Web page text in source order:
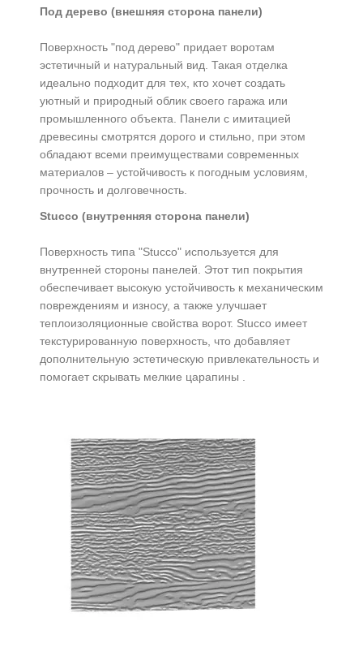
Под дерево (внешняя сторона панели)
Поверхность "под дерево" придает воротам
эстетичный и натуральный вид. Такая отделка
идеально подходит для тех, кто хочет создать
уютный и природный облик своего гаража или
промышленного объекта. Панели с имитацией
древесины смотрятся дорого и стильно, при этом
обладают всеми преимуществами современных
материалов – устойчивость к погодным условиям,
прочность и долговечность.
Stucco (внутренняя сторона панели)
Поверхность типа "Stucco" используется для
внутренней стороны панелей. Этот тип покрытия
обеспечивает высокую устойчивость к механическим
повреждениям и износу, а также улучшает
теплоизоляционные свойства ворот. Stucco имеет
текстурированную поверхность, что добавляет
дополнительную эстетическую привлекательность и
помогает скрывать мелкие царапины .